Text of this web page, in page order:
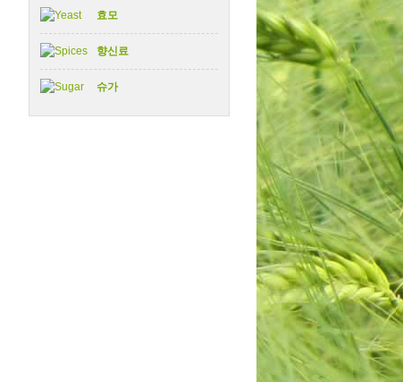
효모
향신료
슈가